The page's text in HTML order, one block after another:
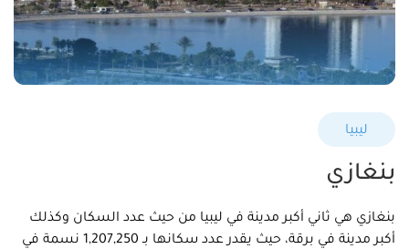
ليبيا
بنغازي
بنغازي هي ثاني أكبر مدينة في ليبيا من حيث عدد السكان وكذلك
أكبر مدينة في برقة، حيث يقدر عدد سكانها بـ 1,207,250 نسمة في